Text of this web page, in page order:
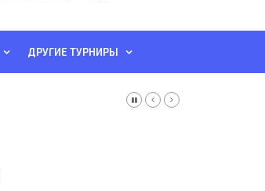
ДРУГИЕ ТУРНИРЫ